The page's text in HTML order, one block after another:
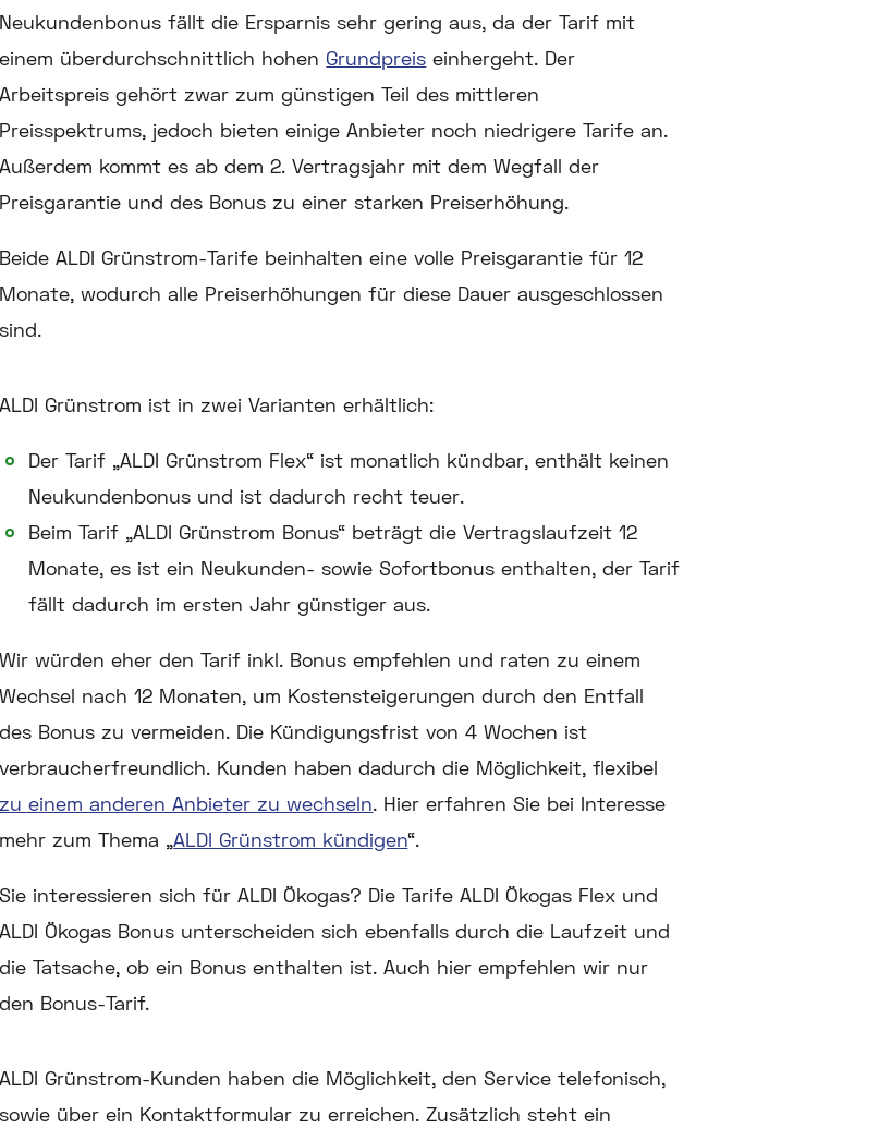
Neukundenbonus fällt die Ersparnis sehr gering aus, da der Tarif mit
einem überdurchschnittlich hohen Grundpreis einhergeht. Der
Arbeitspreis gehört zwar zum günstigen Teil des mittleren
Preisspektrums, jedoch bieten einige Anbieter noch niedrigere Tarife an.
Außerdem kommt es ab dem 2. Vertragsjahr mit dem Wegfall der
Preisgarantie und des Bonus zu einer starken Preiserhöhung.
Beide ALDI Grünstrom-Tarife beinhalten eine volle Preisgarantie für 12
Monate, wodurch alle Preiserhöhungen für diese Dauer ausgeschlossen
sind.
ALDI Grünstrom ist in zwei Varianten erhältlich:
Der Tarif „ALDI Grünstrom Flex“ ist monatlich kündbar, enthält keinen
Neukundenbonus und ist dadurch recht teuer.
Beim Tarif „ALDI Grünstrom Bonus“ beträgt die Vertragslaufzeit 12
Monate, es ist ein Neukunden- sowie Sofortbonus enthalten, der Tarif
fällt dadurch im ersten Jahr günstiger aus.
Wir würden eher den Tarif inkl. Bonus empfehlen und raten zu einem
Wechsel nach 12 Monaten, um Kostensteigerungen durch den Entfall
des Bonus zu vermeiden. Die Kündigungsfrist von 4 Wochen ist
verbraucherfreundlich. Kunden haben dadurch die Möglichkeit, flexibel
zu einem anderen Anbieter zu wechseln. Hier erfahren Sie bei Interesse
mehr zum Thema „ALDI Grünstrom kündigen“.
Sie interessieren sich für ALDI Ökogas? Die Tarife ALDI Ökogas Flex und
ALDI Ökogas Bonus unterscheiden sich ebenfalls durch die Laufzeit und
die Tatsache, ob ein Bonus enthalten ist. Auch hier empfehlen wir nur
den Bonus-Tarif.
ALDI Grünstrom-Kunden haben die Möglichkeit, den Service telefonisch,
sowie über ein Kontaktformular zu erreichen. Zusätzlich steht ein